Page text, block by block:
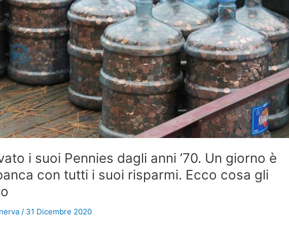
i suoi Pennies dagli anni ’70. Un giorno è
con tutti i suoi risparmi. Ecco cosa gli
/ 31 Dicembre 2020